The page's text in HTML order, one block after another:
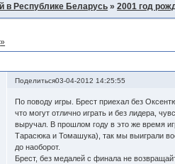
в Республике Беларусь »2001 год
»
Поделиться03-04-2012 14:25:55
По поводу игры. Брест приехал без
что могут отлично играть и без лидера,
выручал. В прошлом году в это же время
Тарасюка и Томашука), так мы выиграли
до наоборот.
Брест, без медалей с финала не